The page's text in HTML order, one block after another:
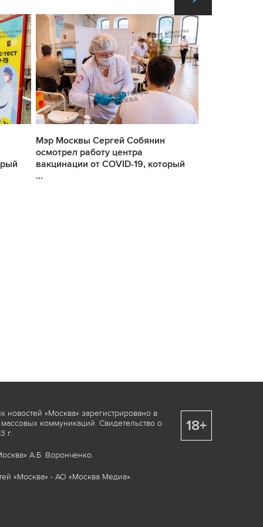
Мэр Москвы Сергей Собянин
осмотрел работу центра
вакцинации от COVID-19, который
...
«Москва» зарегистрировано в
коммуникаций. Свидетельство о
г.
А.Б. Воронченко.
«Москва» - АО «Москва Медиа».
18+